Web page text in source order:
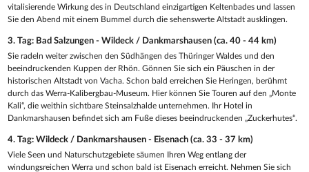
vitalisierende Wirkung des in Deutschland einzigartigen Keltenbades und lassen
Sie den Abend mit einem Bummel durch die sehenswerte Altstadt ausklingen.
3. Tag: Bad Salzungen - Wildeck / Dankmarshausen (ca. 40 - 44 km)
Sie radeln weiter zwischen den Südhängen des Thüringer Waldes und den
beeindruckenden Kuppen der Rhön. Gönnen Sie sich ein Päuschen in der
historischen Altstadt von Vacha. Schon bald erreichen Sie Heringen, berühmt
durch das Werra-Kalibergbau-Museum. Hier können Sie Touren auf den „Monte
Kali“, die weithin sichtbare Steinsalzhalde unternehmen. Ihr Hotel in
Dankmarshausen befindet sich am Fuße dieses beeindruckenden „Zuckerhutes“.
4. Tag: Wildeck / Dankmarshausen - Eisenach (ca. 33 - 37 km)
Viele Seen und Naturschutzgebiete säumen Ihren Weg entlang der
windungsreichen Werra und schon bald ist Eisenach erreicht. Nehmen Sie sich